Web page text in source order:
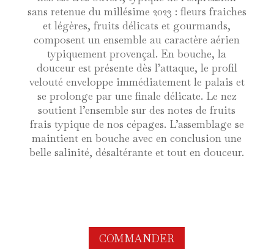
sans retenue du millésime 2023 : fleurs fraiches
et légères, fruits délicats et gourmands,
composent un ensemble au caractère aérien
typiquement provençal. En bouche, la
douceur est présente dès l’attaque, le profil
velouté enveloppe immédiatement le palais et
se prolonge par une finale délicate. Le nez
soutient l’ensemble sur des notes de fruits
frais typique de nos cépages. L’assemblage se
maintient en bouche avec en conclusion une
belle salinité, désaltérante et tout en douceur.
COMMANDER